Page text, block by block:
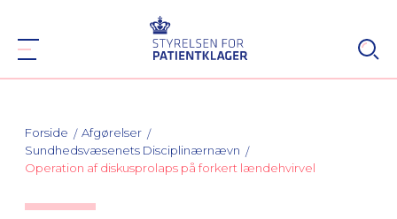
Forside
Afgørelser
Sundhedsvæsenets Disciplinærnævn
Operation af diskusprolaps på forkert lændehvirvel